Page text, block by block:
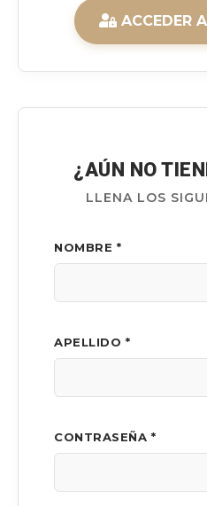
ACCEDER
¿AÚN NO
LLENA LOS
NOMBRE *
APELLIDO *
CONTRASEÑA *